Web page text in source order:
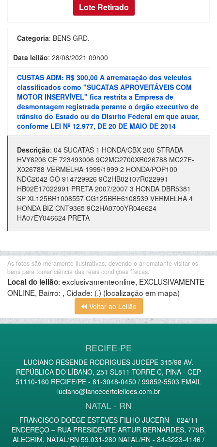
Categoria: BENS GRD.
Data leilão: 28/06/2021 09h00
CUSTAS ADM: R$ 300,00 A arrematação dos veículos
classificados como "SUCATAS APROVEITÁVEIS COM
MOTOR INSERVÍVEL" fica restrita a Empresa de
desmontagem registrada perante o órgão executivo de
trânsito do Estado ou do Distrito Federal em que atuar,
conforme LEI Nº 12.977, DE 20 DE MAIO DE 2014
Descrição: 04 SUCATAS 1 HONDA/CBX 200 STRADA
HVY6206 CE 723493006 9C2MC2700XR026788 MC27E-
X026788 VERMELHA 1999/1999 2 HONDA/POP100
NDG2042 GO 914729926 9C2HB02107R022991
HB02E17022991 PRETA 2007/2007 3 HONDA DBR5381
SP XL125BR1008557 CG125BRE6108539 VERMELHA 4
HONDA BIZ CNT9365 9C2HA0700YR046624
HA07EY046624 PRETA
As fotos são meramente ilustrativas, devendo o arrematante visitar os
bens para tomar ciência das reais condições físicas.
Local do leilão: exclusivamenteonline, EXCLUSIVAMENTE
ONLINE, Bairro: , Cidade: (.) (localização em mapa)
Voltar ao Leilão
RECIFE-PE
LUCIANO RESENDE RODRIGUES JUCEPE 315/98 AV.
REPÚBLICA DO LÍBANO, 251 SL811 TORRE C, PINA - CEP
51110-160 RECIFE/PE - 81-3048-0450 / 99852-5503 EMAIL
luciano@lancecertoleiloes.com.br
NATAL - RN
FRANCISCO DOEGE ESTEVES FILHO JUCERN – 024/11
ENDEREÇO – RUA PRESIDENTE ARTUR BERNARDES, 779B,
ALECRIM, NATAL/RN 59.031-280 NATAL/RN - 84-3223-4146 /